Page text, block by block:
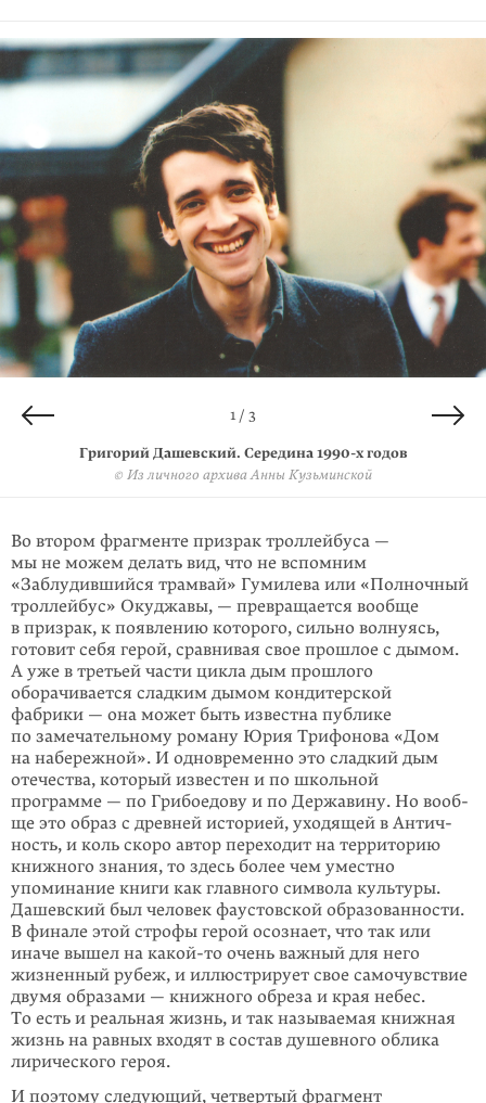
1 / 3
Григорий Дашевский. Середина1990-хгодов
© Из личного архива Анны Кузьминской
2 / 3
Григорий Дашевский. Конец 2008 года
© Анна Кузьминская
3 / 3
Вторник у Айзенбергов. 1995 год
Семен Файбисович, Григорий Дашевский, Елена Гандлевская, Сергей
Гандлевский, Михаил Айзенберг, Джейми Гамбрелл
Во втором фрагменте призрак троллейбуса —
мы не можем делать вид, что не вспомним
«Заблудившийся трамвай» Гумилева или «Полночный
трол­лейбус» Окуджавы, — превращается вообще
в призрак, к появлению которого, сильно волнуясь,
готовит себя герой, сравнивая свое прошлое с дымом.
А уже в третьей части цикла дым прошлого
оборачивается сладким дымом кондитер­ской
фабрики — она может быть известна публике
по замечательному роману Юрия Трифонова «Дом
на набережной». И одновременно это сладкий дым
отечества, который известен и по школьной
программе — по Грибоедову и по Державину. Но вооб­
ще это образ с древней историей, уходящей в Антич­
ность, и коль скоро автор переходит на территорию
книжного знания, то здесь более чем уместно
упоминание книги как главного символа культуры.
Дашевский был человек фаустовской образованности.
В финале этой строфы герой осознает, что так или
иначе вышел на какой-то очень важный для него
жизненный рубеж, и иллюстрирует свое самочувствие
двумя образами — книжного обреза и края небес.
То есть и реальная жизнь, и так называемая книжная
жизнь на равных входят в состав душевного облика
лирического героя.
И поэтому следующий, четвертый фрагмент